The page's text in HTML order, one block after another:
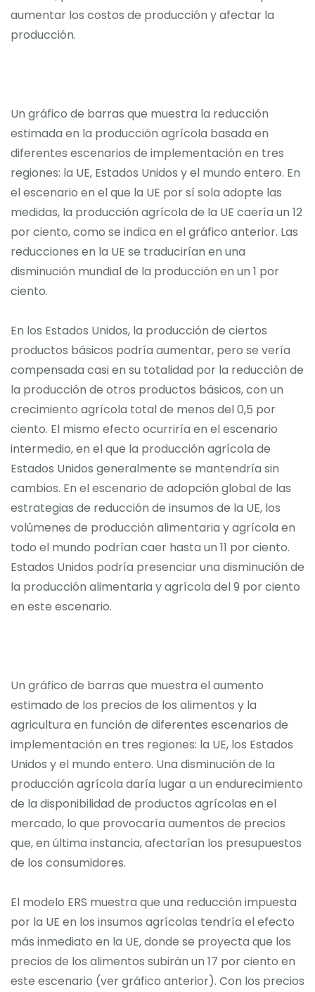
aumentar los costos de producción y afectar la
producción.
Un gráfico de barras que muestra la reducción
estimada en la producción agrícola basada en
diferentes escenarios de implementación en tres
regiones: la UE, Estados Unidos y el mundo entero. En
el escenario en el que la UE por sí sola adopte las
medidas, la producción agrícola de la UE caería un 12
por ciento, como se indica en el gráfico anterior. Las
reducciones en la UE se traducirían en una
disminución mundial de la producción en un 1 por
ciento.
En los Estados Unidos, la producción de ciertos
productos básicos podría aumentar, pero se vería
compensada casi en su totalidad por la reducción de
la producción de otros productos básicos, con un
crecimiento agrícola total de menos del 0,5 por
ciento. El mismo efecto ocurriría en el escenario
intermedio, en el que la producción agrícola de
Estados Unidos generalmente se mantendría sin
cambios. En el escenario de adopción global de las
estrategias de reducción de insumos de la UE, los
volúmenes de producción alimentaria y agrícola en
todo el mundo podrían caer hasta un 11 por ciento.
Estados Unidos podría presenciar una disminución de
la producción alimentaria y agrícola del 9 por ciento
en este escenario.
Un gráfico de barras que muestra el aumento
estimado de los precios de los alimentos y la
agricultura en función de diferentes escenarios de
implementación en tres regiones: la UE, los Estados
Unidos y el mundo entero. Una disminución de la
producción agrícola daría lugar a un endurecimiento
de la disponibilidad de productos agrícolas en el
mercado, lo que provocaría aumentos de precios
que, en última instancia, afectarían los presupuestos
de los consumidores.
El modelo ERS muestra que una reducción impuesta
por la UE en los insumos agrícolas tendría el efecto
más inmediato en la UE, donde se proyecta que los
precios de los alimentos subirán un 17 por ciento en
este escenario (ver gráfico anterior). Con los precios